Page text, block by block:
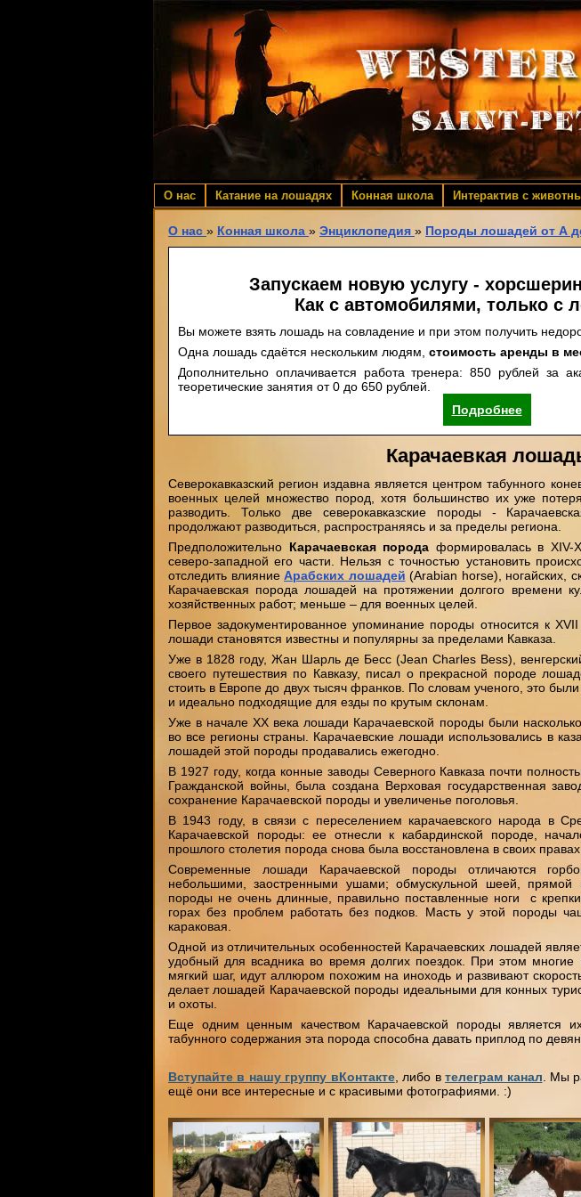
О нас Катание на лошадях Конная школа Интерактив с
О нас » Конная школа » Энциклопедия » Породы лошадей от А
Запускаем новую услугу -
Как с автомобилями, только с
Вы можете взять лошадь на совладение и при этом получить
Одна лошадь сдаётся нескольким людям, стоимость аренды в
Дополнительно оплачивается работа тренера: 850 рублей за
теоретические занятия от 0 до 650 рублей.
Подробнее
Карачаевкая
Северокавказский регион издавна является центром табунного
военных целей множество пород, хотя большинство их уже
разводить. Только две северокавказские породы -
продолжают разводиться, распространяясь и за пределы региона.
Предположительно Карачаевская порода формировалась в XIV-
северо-западной его части. Нельзя с точностью установить
отследить влияние Арабских лошадей (Arabian horse), ногайских,
Карачаевская порода лошадей на протяжении долгого времени
хозяйственных работ; меньше – для военных целей.
Первое задокументированное упоминание породы относится к
лошади становятся известны и популярны за пределами Кавказа.
Уже в 1828 году, Жан Шарль де Бесс (Jean Charles Bess),
своего путешествия по Кавказу, писал о прекрасной породе
стоить в Европе до двух тысяч франков. По словам ученого, это
и идеально подходящие для езды по крутым склонам.
Уже в начале XX века лошади Карачаевской породы были
во все регионы страны. Карачаевские лошади использовались в
лошадей этой породы продавались ежегодно.
В 1927 году, когда конные заводы Северного Кавказа почти
Гражданской войны, была создана Верховая государственная
сохранение Карачаевской породы и увеличенье поголовья.
В 1943 году, в связи с переселением карачаевского народа в
Карачаевской породы: ее отнесли к кабардинской породе,
прошлого столетия порода снова была восстановлена в своих
Современные лошади Карачаевской породы отличаются
небольшими, заостренными ушами; обмускульной шеей,
породы не очень длинные, правильно поставленные ноги с
горах без проблем работать без подков. Масть у этой породы
караковая.
Одной из отличительных особенностей Карачаевских лошадей
удобный для всадника во время долгих поездок. При этом многие
мягкий шаг, идут аллюром похожим на иноходь и развивают
делает лошадей Карачаевской породы идеальными для конных
и охоты.
Еще одним ценным качеством Карачаевской породы является
табунного содержания эта порода способна давать приплод по
Вступайте в нашу группу вКонтакте, либо втелеграм канал . Мы
ещё они все интересные и с красивыми фотографиями. :)